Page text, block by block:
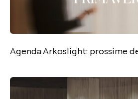
Agenda Arkoslight: prossime